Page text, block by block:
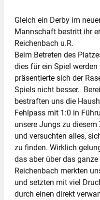
Gleich ein Derby im
Mannschaft bestritt ihr
Reichenbach u.R.
Beim Betreten des
dies für ein Spiel
präsentierte sich der
Spiels nicht besser.
bestraften uns die
Fehlpass mit 1:0 in
unsere Jungs zu
und versuchten alles,
zu finden. Wirklich
das aber über das
Reichenbach merkten
und setzten mit viel
durch einen direkt